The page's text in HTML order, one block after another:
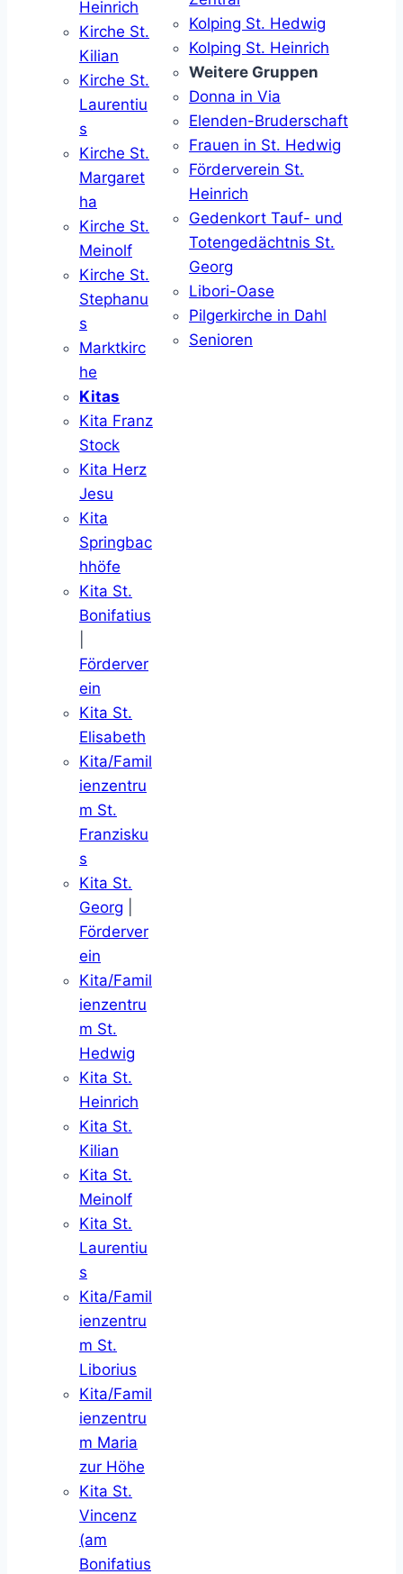
Heinrich
Kirche St.
Kilian
Kirche St.
Laurentiu
s
Kirche St.
Margaret
ha
Kirche St.
Meinolf
Kirche St.
Stephanu
s
Marktkirc
he
Kitas
Kita Franz
Stock
Kita Herz
Jesu
Kita
Springbac
hhöfe
Kita St.
Bonifatius
Förderver
ein
Kita St.
Elisabeth
Kita/Famil
ienzentru
m St.
Franzisku
s
Kita St.
Georg
Förderver
ein
Kita/Famil
ienzentru
m St.
Hedwig
Kita St.
Heinrich
Kita St.
Kilian
Kita St.
Meinolf
Kita St.
Laurentiu
s
Kita/Famil
ienzentru
m St.
Liborius
Kita/Famil
ienzentru
m Maria
zur Höhe
Kita St.
Vincenz
(am
Bonifatius
Kolping St. Hedwig
Kolping St. Heinrich
Weitere Gruppen
Donna in Via
Elenden-Bruderschaft
Frauen in St. Hedwig
Förderverein St.
Heinrich
Gedenkort Tauf- und
Totengedächtnis St.
Georg
Libori-Oase
Pilgerkirche in Dahl
Senioren